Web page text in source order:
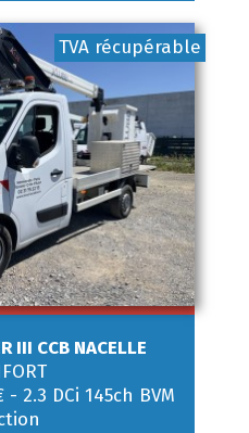
TVA récupérable
III CCB NACELLE
- 2.3 DCi 145ch BVM